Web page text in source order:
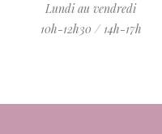
Lundi au vendredi
10h-12h30 / 14h-17h